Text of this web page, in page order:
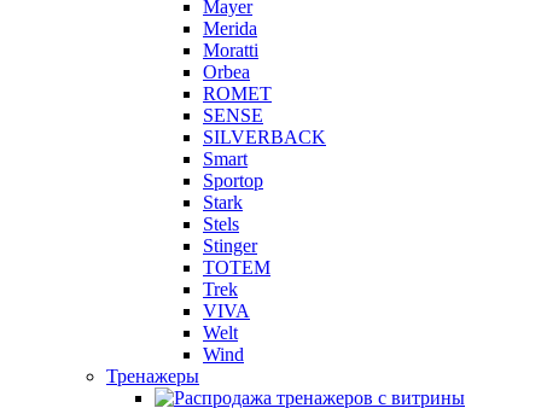
Mayer
Merida
Moratti
Orbea
ROMET
SENSE
SILVERBACK
Smart
Sportop
Stark
Stels
Stinger
TOTEM
Trek
VIVA
Welt
Wind
Тренажеры